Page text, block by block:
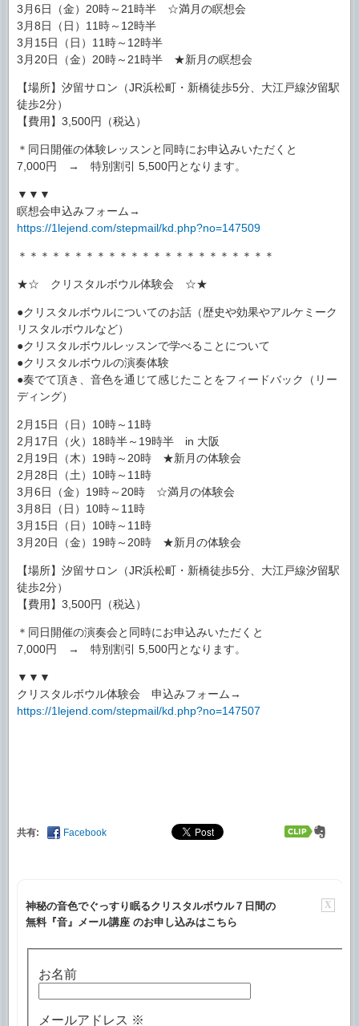
3月6日（金）20時～21時半 ☆満月の瞑想会
3月8日（日）11時～12時半
3月15日（日）11時～12時半
3月20日（金）20時～21時半 ★新月の瞑想会
【場所】汐留サロン（JR浜松町・新橋徒歩5分、大江戸線汐留駅
徒歩2分）
【費用】3,500円（税込）
＊同日開催の体験レッスンと同時にお申込みいただくと
7,000円 → 特別割引 5,500円となります。
▼▼▼
瞑想会申込みフォーム→
https://1lejend.com/stepmail/kd.php?no=147509
＊＊＊＊＊＊＊＊＊＊＊＊＊＊＊＊＊＊＊＊＊＊＊
★☆ クリスタルボウル体験会 ☆★
●クリスタルボウルについてのお話（歴史や効果やアルケミーク
リスタルボウルなど）
●クリスタルボウルレッスンで学べることについて
●クリスタルボウルの演奏体験
●奏でて頂き、音色を通じて感じたことをフィードバック（リー
ディング）
2月15日（日）10時～11時
2月17日（火）18時半～19時半 in 大阪
2月19日（木）19時～20時 ★新月の体験会
2月28日（土）10時～11時
3月6日（金）19時～20時 ☆満月の体験会
3月8日（日）10時～11時
3月15日（日）10時～11時
3月20日（金）19時～20時 ★新月の体験会
【場所】汐留サロン（JR浜松町・新橋徒歩5分、大江戸線汐留駅
徒歩2分）
【費用】3,500円（税込）
＊同日開催の演奏会と同時にお申込みいただくと
7,000円 → 特別割引 5,500円となります。
▼▼▼
クリスタルボウル体験会 申込みフォーム→
https://1lejend.com/stepmail/kd.php?no=147507
共有: Facebook
X
神秘の音色でぐっすり眠るクリスタルボウル７日間の
無料『音』メール講座 のお申し込みはこちら
お名前
メールアドレス ※